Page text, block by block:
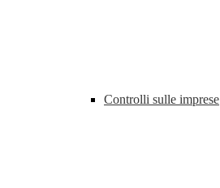
Controlli sulle imprese